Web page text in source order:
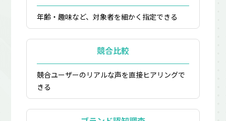
年齢・趣味など、対象者を細かく指定できる
競合比較
競合ユーザーのリアルな声を直接ヒアリングで
きる